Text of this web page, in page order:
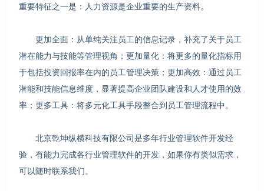
重要特征之一是：人力资源是企业重要的生产资料。
更加全面：从单纯关注员工的信息记录，补充了关于员工
潜在能力与技能等管理视角；更加量化：将更多的量化指标用
于包括投资回报率在内的员工管理决策；更加高效：通过员工
潜能和技能信息维度，显著提高企业团队建设和人才使用的效
率；更多工具：将多元化工具手段整合到员工管理流程中。
北京乾坤纵横科技有限公司是多年行业管理软件开发经
验，有能力完成各行业管理软件的开发，如果你有类似需求，
可以随时联系我们。